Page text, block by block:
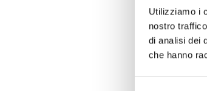
Utilizziamo i
nostro
di analisi dei
che hanno